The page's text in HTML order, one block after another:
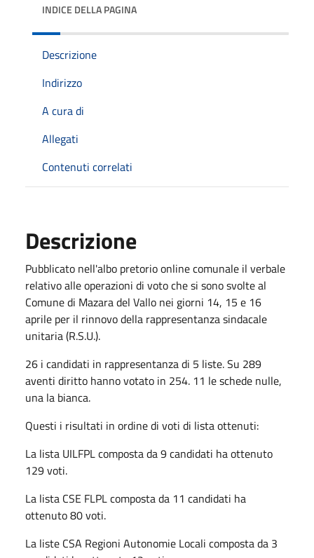
INDICE DELLA PAGINA
Descrizione
Indirizzo
A cura di
Allegati
Contenuti correlati
Descrizione
Pubblicato nell'albo pretorio online comunale il verbale
relativo alle operazioni di voto che si sono svolte al
Comune di Mazara del Vallo nei giorni 14, 15 e 16
aprile per il rinnovo della rappresentanza sindacale
unitaria (R.S.U.).
26 i candidati in rappresentanza di 5 liste. Su 289
aventi diritto hanno votato in 254. 11 le schede nulle,
una la bianca.
Questi i risultati in ordine di voti di lista ottenuti:
La lista UILFPL composta da 9 candidati ha ottenuto
129 voti.
La lista CSE FLPL composta da 11 candidati ha
ottenuto 80 voti.
La liste CSA Regioni Autonomie Locali composta da 3